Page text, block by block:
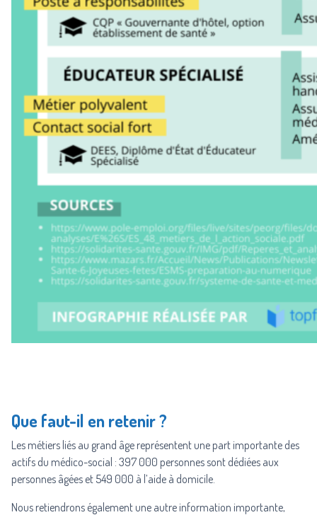
Que faut-il en retenir ?
Les métiers liés au grand âge représentent une part importante des
actifs du médico-social : 397 000 personnes sont dédiées aux
personnes âgées et 549 000 à l’aide à domicile.
Nous retiendrons également une autre information importante,